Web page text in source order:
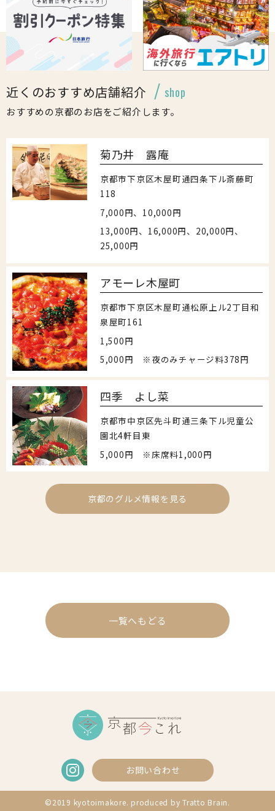
近くのおすすめ店舗紹介 shop
おすすめの京都のお店をご紹介します。
菊乃井 露庵
京都市下京区木屋町通四条下ル斎藤町
118
7,000円、10,000円
13,000円、16,000円、20,000円、
25,000円
アモーレ木屋町
京都市下京区木屋町通松原上ル2丁目和
泉屋町161
1,500円
5,000円 ※夜のみチャージ料378円
四季 よし菜
京都市中京区先斗町通三条下ル児童公
園北4軒目東
5,000円 ※床席料1,000円
京都のグルメ情報を見る
一覧へもどる
お問い合わせ
©2019 kyotoimakore. produced byTratto Brain.